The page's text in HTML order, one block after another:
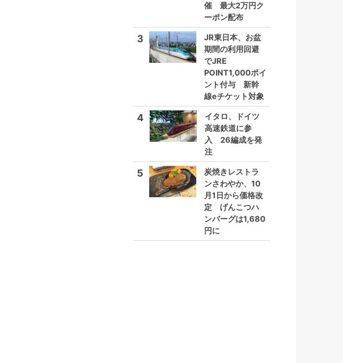
催 最大2万円ク
ーポン配布
3
JR東日本、お盆
期間の利用回避
でJRE
POINT1,000ポイ
ント付与 新幹
線eチケット対象
4
イタロ、ドイツ
高速鉄道に参
入 26編成を発
注
5
炭焼きレストラ
ンさわやか、10
月1日から価格改
定 げんこつハ
ンバーグは1,680
円に